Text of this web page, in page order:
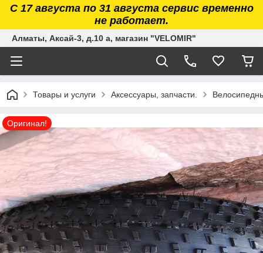
С 17 августа по 31 августа сервис временно
не работает.
Алматы, Аксай-3, д.10 а, магазин "VELOMIR"
Товары и услуги Аксессуары, запчасти.
Оригинал!